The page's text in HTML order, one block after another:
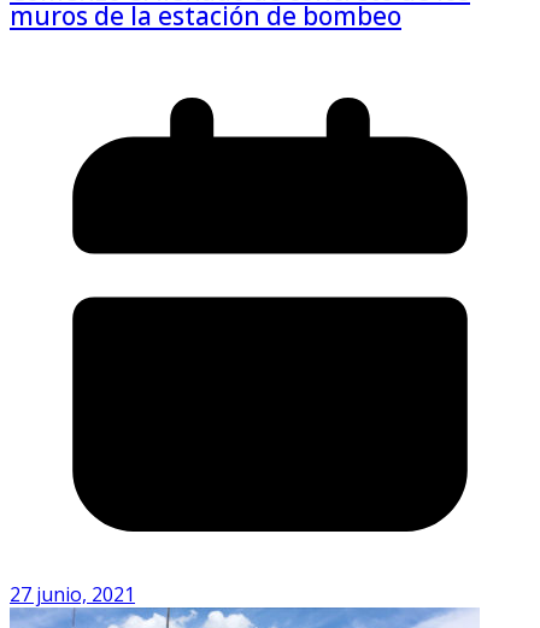
muros de la estación de bombeo
27 junio, 2021